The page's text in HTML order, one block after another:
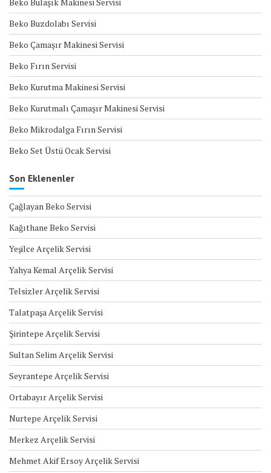
Beko Buzdolabı Servisi
Beko Çamaşır Makinesi Servisi
Beko Fırın Servisi
Beko Kurutma Makinesi Servisi
Beko Kurutmalı Çamaşır Makinesi Servisi
Beko Mikrodalga Fırın Servisi
Beko Set Üstü Ocak Servisi
Son Eklenenler
Çağlayan Beko Servisi
Kağıthane Beko Servisi
Yeşilce Arçelik Servisi
Yahya Kemal Arçelik Servisi
Telsizler Arçelik Servisi
Talatpaşa Arçelik Servisi
Şirintepe Arçelik Servisi
Sultan Selim Arçelik Servisi
Seyrantepe Arçelik Servisi
Ortabayır Arçelik Servisi
Nurtepe Arçelik Servisi
Merkez Arçelik Servisi
Mehmet Akif Ersoy Arçelik Servisi